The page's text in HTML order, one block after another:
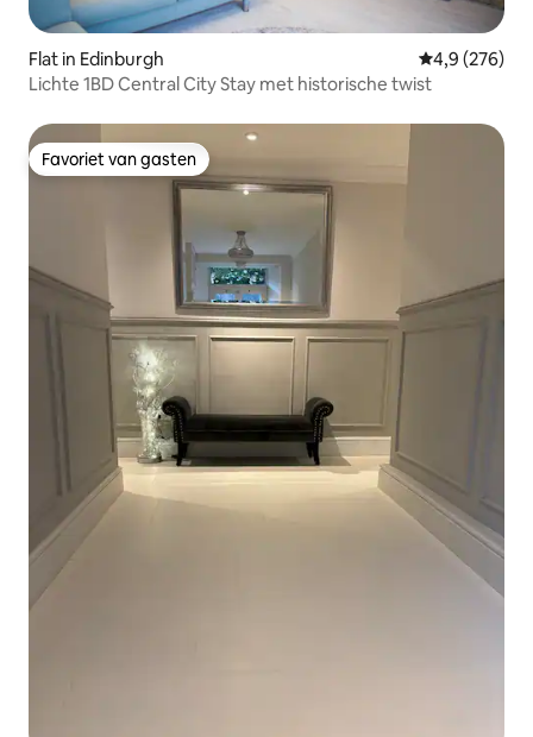
Flat in Edinburgh Gemiddelde
4,9 (276)
Lichte 1BD Central City Stay met historische twist
Favoriet van gasten
Favoriet van gasten